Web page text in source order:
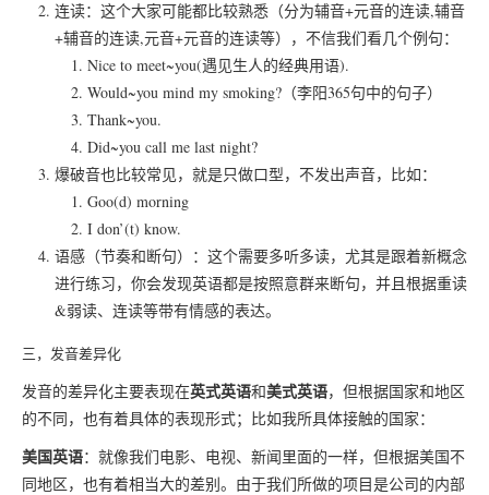
连读：这个大家可能都比较熟悉（分为辅音+元音的连读,辅音
+辅音的连读,元音+元音的连读等），不信我们看几个例句：
Nice to meet~you(遇见生人的经典用语).
Would~you mind my smoking?（李阳365句中的句子）
Thank~you.
Did~you call me last night?
爆破音也比较常见，就是只做口型，不发出声音，比如：
Goo(d) morning
I don’(t) know.
语感（节奏和断句）：这个需要多听多读，尤其是跟着新概念
进行练习，你会发现英语都是按照意群来断句，并且根据重读
&弱读、连读等带有情感的表达。
三，发音差异化
发音的差异化主要表现在英式英语和美式英语，但根据国家和地区
的不同，也有着具体的表现形式；比如我所具体接触的国家：
美国英语：就像我们电影、电视、新闻里面的一样，但根据美国不
同地区，也有着相当大的差别。由于我们所做的项目是公司的内部